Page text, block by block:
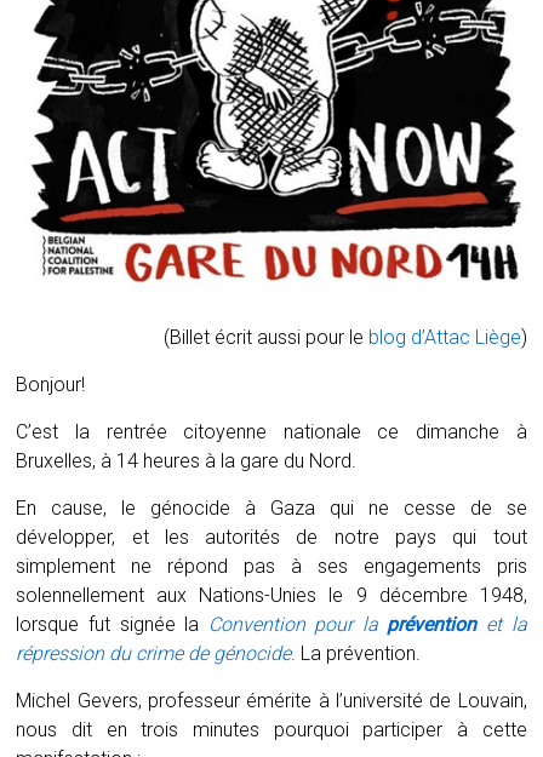
(Billet écrit aussi pour le blog d’Attac Liège)
Bonjour!
C’est la rentrée citoyenne nationale ce dimanche à
Bruxelles, à 14 heures à la gare du Nord.
En cause, le génocide à Gaza qui ne cesse de se
développer, et les autorités de notre pays qui tout
simplement ne répond pas à ses engagements pris
solennellement aux Nations-Unies le 9 décembre 1948,
lorsque fut signée la Convention pour la préventionet la
répression du crime de génocide. La prévention.
Michel Gevers, professeur émérite à l’université de Louvain,
nous dit en trois minutes pourquoi participer à cette